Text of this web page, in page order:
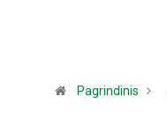
Pagrindinis